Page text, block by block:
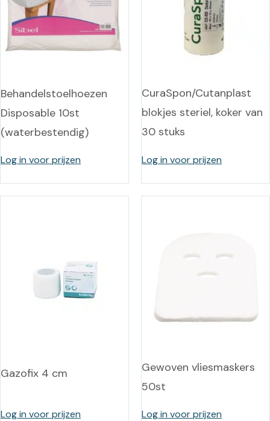
Behandelstoelhoezen
Disposable 10st
(waterbestendig)
Log in voor prijzen
CuraSpon/Cutanplast
blokjes steriel, koker van
30 stuks
Log in voor prijzen
Gazofix 4 cm
Log in voor prijzen
Gewoven vliesmaskers
50st
Log in voor prijzen